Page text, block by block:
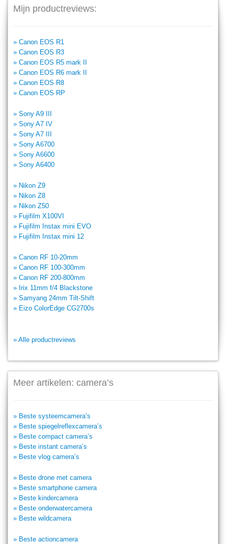
Mijn productreviews:
» Canon EOS R1
» Canon EOS R3
» Canon EOS R5 mark II
» Canon EOS R6 mark II
» Canon EOS R8
» Canon EOS RP
» Sony A9 III
» Sony A7 IV
» Sony A7 III
» Sony A6700
» Sony A6600
» Sony A6400
» Nikon Z9
» Nikon Z8
» Nikon Z50
» Fujifilm X100VI
» Fujifilm Instax mini EVO
» Fujifilm Instax mini 12
» Canon RF 10-20mm
» Canon RF 100-300mm
» Canon RF 200-800mm
» Irix 11mm f/4 Blackstone
» Samyang 24mm Tilt-Shift
» Eizo ColorEdge CG2700s
» Alle productreviews
Meer artikelen: camera’s
» Beste systeemcamera’s
» Beste spiegelreflexcamera’s
» Beste compact camera’s
» Beste instant camera’s
» Beste vlog camera’s
» Beste drone met camera
» Beste smartphone camera
» Beste kindercamera
» Beste onderwatercamera
» Beste wildcamera
» Beste actioncamera